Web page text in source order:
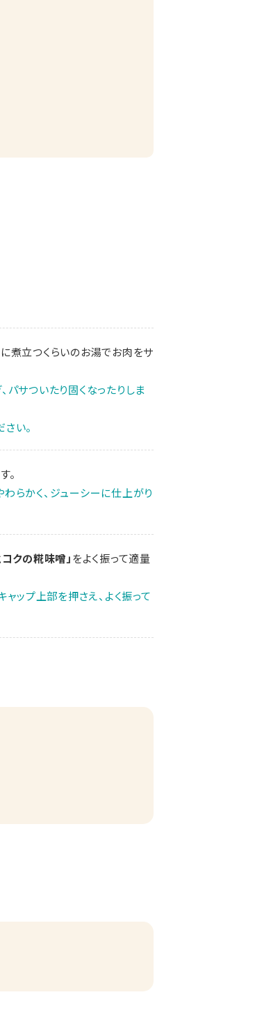
煮立つくらいのお湯でお肉をサ
サついたり固くなったりしま
い。
。
らかく、ジューシーに仕上がり
クの糀味噌」をよく振って適量
ップ上部を押さえ、よく振って